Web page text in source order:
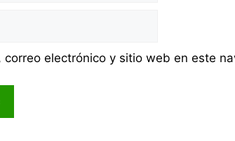
correo electrónico y sitio web en este